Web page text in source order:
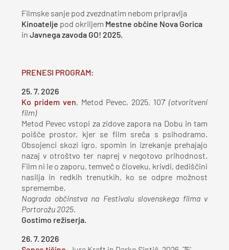
Filmske sanje pod zvezdnatim nebom pripravlja
Kinoatelje pod okriljem Mestne občine Nova Gorica
in Javnega zavoda GO! 2025.
PRENESI PROGRAM:
25. 7. 2026
Ko pridem ven, Metod Pevec, 2025, 107'(otvoritveni
film)
Metod Pevec vstopi za zidove zapora na Dobu in tam
poišče prostor, kjer se film sreča s psihodramo.
Obsojenci skozi igro, spomin in izrekanje prehajajo
nazaj v otroštvo ter naprej v negotovo prihodnost.
Film ni le o zaporu, temveč o človeku, krivdi, dediščini
nasilja in redkih trenutkih, ko se odpre možnost
spremembe.
Nagrada občinstva na Festivalu slovenskega filma v
Portorožu 2025.
Gostimo režiserja.
26. 7. 2026